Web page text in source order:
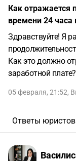
Как отражается
времени 24 часа
Здравствуйте! Я
Как это должно
заработной плате?
05 февраля, 21:52,
Ответы юристов